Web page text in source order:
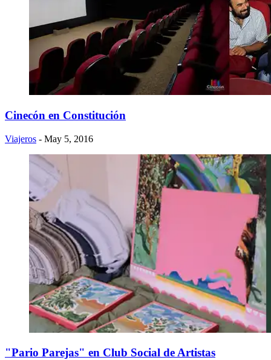
Cinecón en Constitución
Viajeros - May 5, 2016
"Pario Parejas" en Club Social de Artistas